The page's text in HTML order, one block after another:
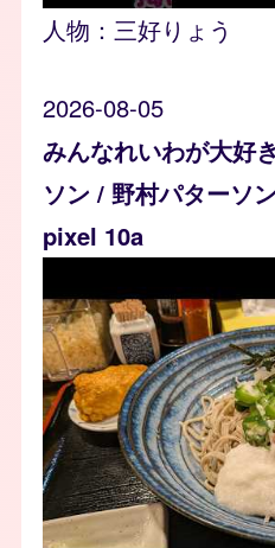
人物： 三好りょう
2026-08-05
みんなれいわが大好
ソン / 野村パターソ
pixel 10a